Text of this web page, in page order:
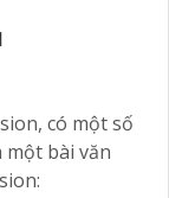
có một số
một bài văn